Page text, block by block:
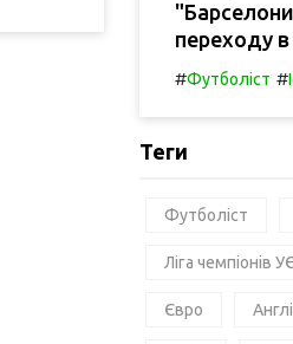
переходу
#Футболіст #
Теги
Футболіст
Ліга чемпіонів
Євро